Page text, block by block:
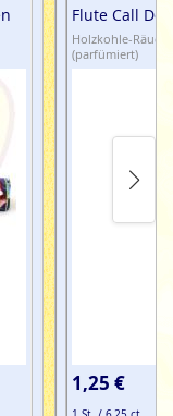
Flute Call
Holzkohle-
(parfümiert)
1,25 €